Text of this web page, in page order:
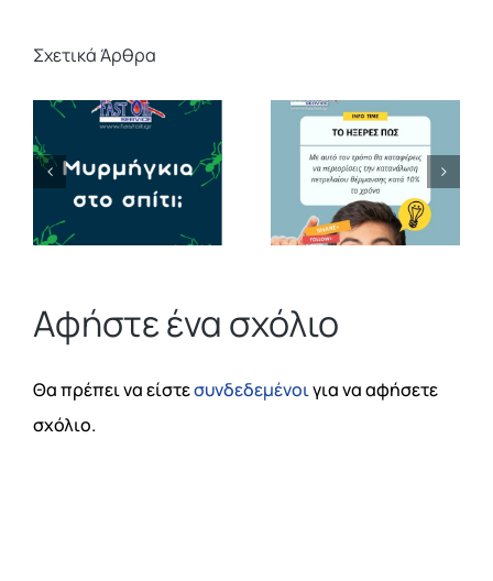
Σχετικά Άρθρα
Αφήστε ένα σχόλιο
Θα πρέπει να είστεσυνδεδεμένοιγια να αφήσετε
σχόλιο.